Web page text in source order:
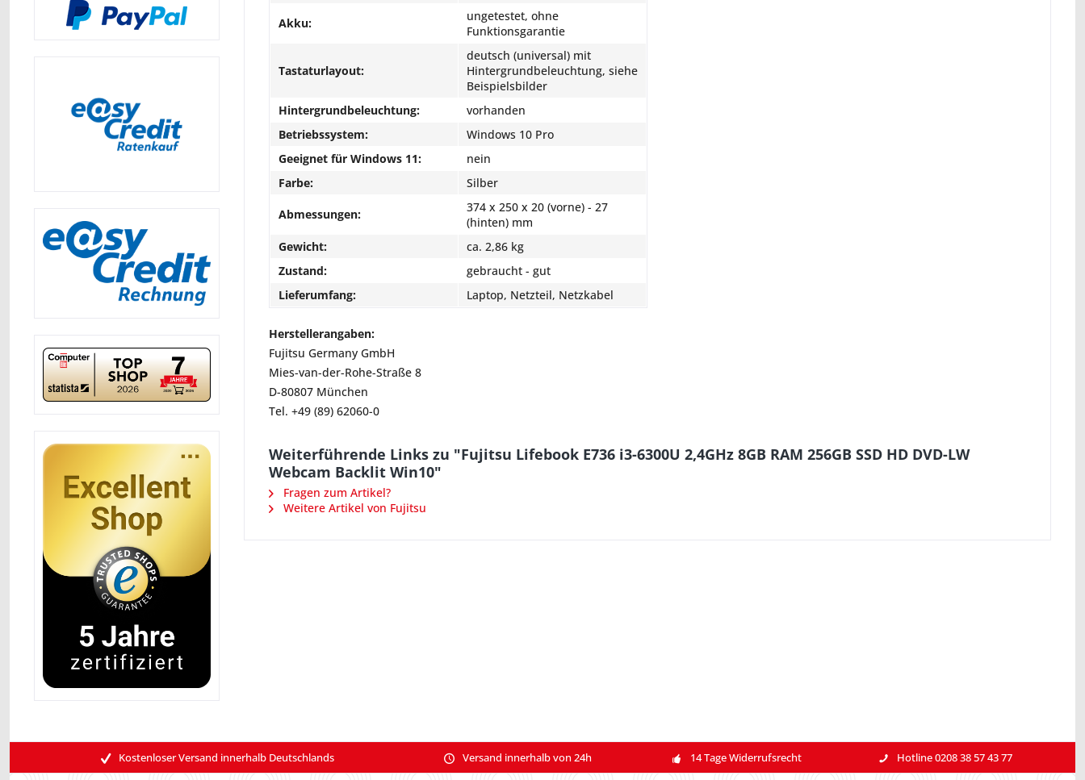
Akku:
ungetestet, ohne
Funktionsgarantie
Tastaturlayout:
deutsch (universal) mit
Hintergrundbeleuchtung, siehe
Beispielsbilder
Hintergrundbeleuchtung:
vorhanden
Betriebssystem:
Windows 10 Pro
Geeignet für Windows 11:
nein
Farbe:
Silber
Abmessungen:
374 x 250 x 20 (vorne) - 27
(hinten) mm
Gewicht:
ca. 2,86 kg
Zustand:
gebraucht - gut
Lieferumfang:
Laptop, Netzteil, Netzkabel
Herstellerangaben:
Fujitsu Germany GmbH
Mies-van-der-Rohe-Straße 8
D-80807 München
Tel. +49 (89) 62060-0
Weiterführende Links zu "Fujitsu Lifebook E736 i3-6300U 2,4GHz 8GB RAM 256GB SSD HD DVD-LW
Webcam Backlit Win10"
Fragen zum Artikel?
Weitere Artikel von Fujitsu
Kostenloser Versand innerhalb Deutschlands Versand innerhalb von 24h 14 Tage Widerrufsrecht Hotline 0208 38 57 43 77